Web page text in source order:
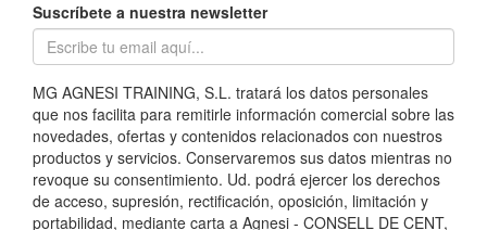
Suscríbete a nuestra newsletter
MG AGNESI TRAINING, S.L. tratará los datos personales
que nos facilita para remitirle información comercial sobre las
novedades, ofertas y contenidos relacionados con nuestros
productos y servicios. Conservaremos sus datos mientras no
revoque su consentimiento. Ud. podrá ejercer los derechos
de acceso, supresión, rectificación, oposición, limitación y
portabilidad, mediante carta a Agnesi - CONSELL DE CENT,